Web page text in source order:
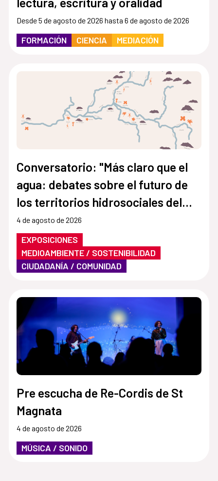
Desde 5 de agosto de 2026 hasta 6 de agosto de 2026
FORMACIÓN CIENCIA MEDIACIÓN
Conversatorio: "Más claro que el
agua: debates sobre el futuro de
los territorios hidrosociales del
Aconcagua y El Maipo"
4 de agosto de 2026
EXPOSICIONES
MEDIOAMBIENTE / SOSTENIBILIDAD
CIUDADANÍA / COMUNIDAD
Pre escucha de Re-Cordis de St
Magnata
4 de agosto de 2026
MÚSICA / SONIDO